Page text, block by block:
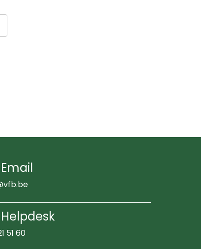
tonen
Email
Helpdesk
51 60